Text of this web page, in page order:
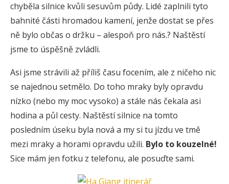
chyběla silnice kvůli sesuvům půdy. Lidé zaplnili tyto
bahnité části hromadou kamení, jenže dostat se přes
ně bylo občas o držku – alespoň pro nás.? Naštěstí
jsme to úspěšně zvládli.
Asi jsme strávili až příliš času focením, ale z ničeho nic
se najednou setmělo. Do toho mraky byly opravdu
nízko (nebo my moc vysoko) a stále nás čekala asi
hodina a půl cesty. Naštěstí silnice na tomto
posledním úseku byla nová a my si tu jízdu ve tmě
mezi mraky a horami opravdu užili. Bylo to kouzelné!
Sice mám jen fotku z telefonu, ale posuďte sami.